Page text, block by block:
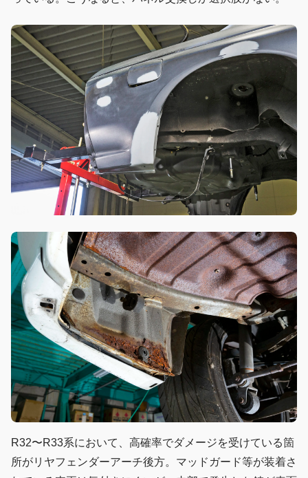
R32〜R33系において、高確率でダメージを受けている箇
所がリヤフェンダーアーチ後方。マッドガード等が装着さ